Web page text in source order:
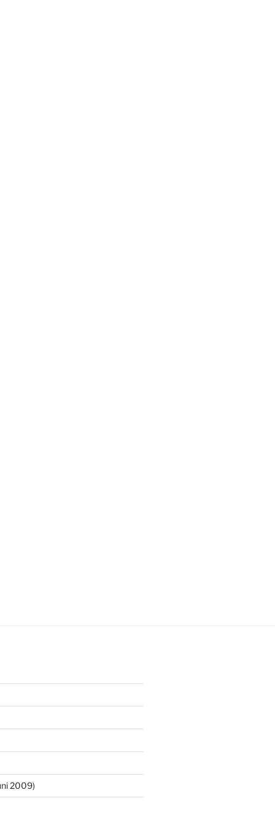
2009)